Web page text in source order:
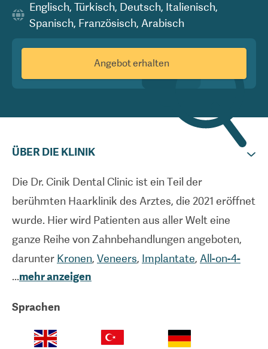
Englisch, Türkisch, Deutsch, Italienisch,
Spanisch, Französisch, Arabisch
Angebot erhalten
ÜBER DIE KLINIK
Die Dr. Cinik Dental Clinic ist ein Teil der
berühmten Haarklinik des Arztes, die 2021 eröffnet
wurde. Hier wird Patienten aus aller Welt eine
ganze Reihe von Zahnbehandlungen angeboten,
darunter Kronen, Veneers, Implantate, All-on-4-
Implantate,Brücken
das Wohlergehen der Patienten, wodurch sie eine
Zufriedenheitsrate von 98 % erreicht hat.
...mehr anzeigen
Sprachen